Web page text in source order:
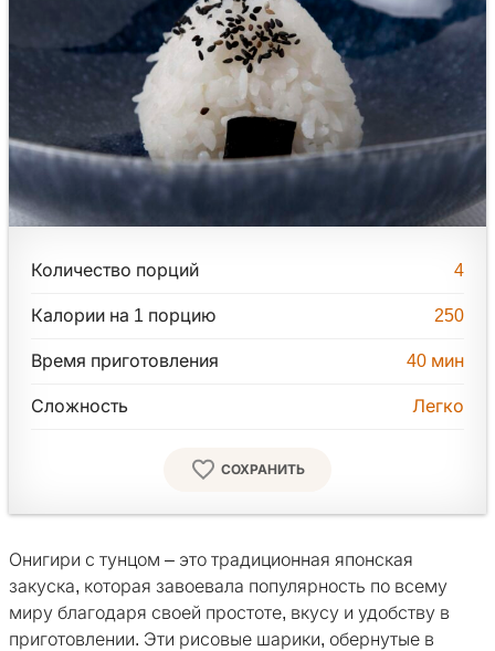
Количество порций 4
Калории на 1 порцию 250
Время приготовления 40 мин
Сложность Легко
СОХРАНИТЬ
Онигири с тунцом – это традиционная японская
закуска, которая завоевала популярность по всему
миру благодаря своей простоте, вкусу и удобству в
приготовлении. Эти рисовые шарики, обернутые в